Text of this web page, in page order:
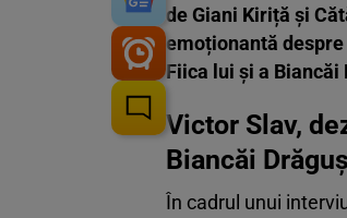
de Giani Kiriță și
emoționantă
Fiica lui și a
Victor Slav,
Biancăi
În cadrul unui